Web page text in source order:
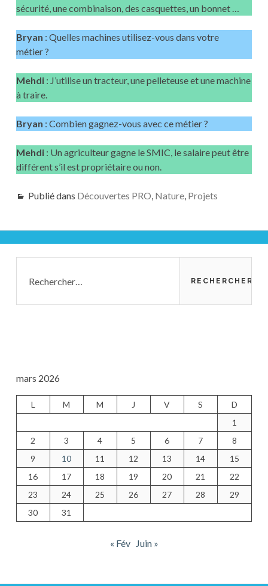
sécurité, une combinaison, des casquettes, un bonnet …
Bryan : Quelles machines utilisez-vous dans votre
métier ?
Mehdi : J’utilise un tracteur, une pelleteuse et une machine
à traire.
Bryan : Combien gagnez-vous avec ce métier ?
Mehdi : Un agriculteur gagne le SMIC, le salaire peut être
différent s’il est propriétaire ou non.
Publié dans Découvertes PRO Nature, Projets
latérale
principale
mars 2026
L M M J V S
D
1
2
3 4 5 6 7
8
9
10 11 12 13 14
15
16
17 18 19 20 21
22
23
24 25 26 27 28
29
30
31
« Fév Juin »